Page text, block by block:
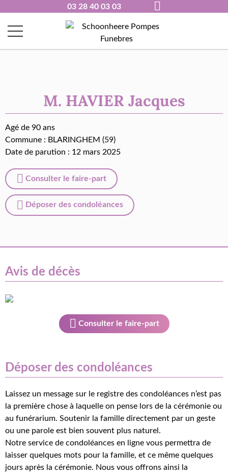
03 28 40 03 03
M. HAVIER Jacques
Agé de 90 ans
Commune : BLARINGHEM (59)
Date de parution : 12 mars 2025
Consulter le faire-part
Déposer des condoléances
Avis de décès
Consulter le faire-part
Déposer des condoléances
Laissez un message sur le registre des condoléances n’est pas
la première chose à laquelle on pense lors de la cérémonie ou
au funérarium. Soutenir la famille directement par un geste
ou une parole est bien souvent plus naturel.
Notre service de condoléances en ligne vous permettra de
laisser quelques mots pour la famille, et ce même quelques
jours après la cérémonie. Nous vous offrons ainsi la